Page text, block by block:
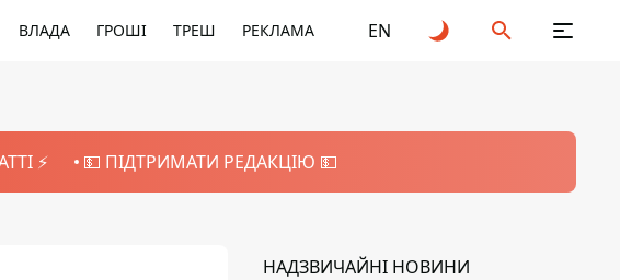
ВЛАДА ГРОШІ ТРЕШ РЕКЛАМА EN
⚡️ 💵 ПІДТРИМАТИ РЕДАКЦІЮ 💵
НАДЗВИЧАЙНІ НОВИНИ